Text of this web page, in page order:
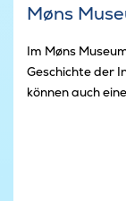
Møns
Im Møns
Geschichte der
können auch